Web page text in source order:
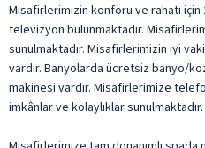
Misafirlerimizin konforu ve rahatı için
televizyon bulunmaktadır.
sunulmaktadır. Misafirlerimizin iyi
vardır. Banyolarda ücretsiz banyo/
makinesi vardır. Misafirlerimize
imkânlar ve kolaylıklar sunulmaktadır.